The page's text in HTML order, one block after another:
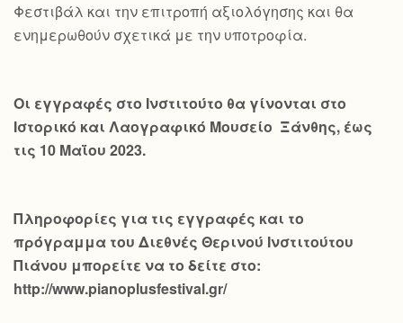
Φεστιβάλ και την επιτροπή αξιολόγησης και θα
ενημερωθούν σχετικά με την υποτροφία.
Οι εγγραφές στο Ινστιτούτο θα γίνονται στο
Ιστορικό και Λαογραφικό Μουσείο Ξάνθης, έως
τις 10 Μαΐου 2023.
Πληροφορίες για τις εγγραφές και το
πρόγραμμα του Διεθνές Θερινού Ινστιτούτου
Πιάνου μπορείτε να το δείτε στο:
http://www.pianoplusfestival.gr/